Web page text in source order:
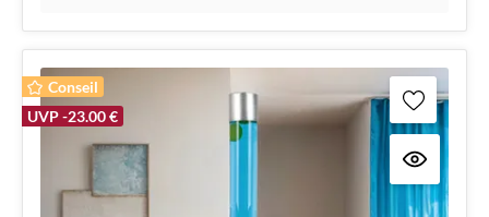
Conseil
UVP -23.00 €